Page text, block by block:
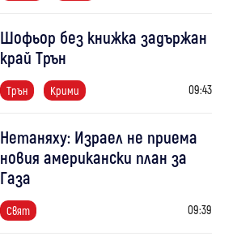
Шофьор без книжка задържан
край Трън
Трън Крими 09:43
Нетаняху: Израел не приема
новия американски план за
Газа
Свят 09:39